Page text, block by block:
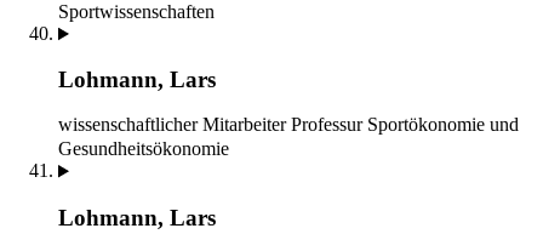
Sportwissenschaften
Lohmann, Lars
wissenschaftlicher Mitarbeiter Professur Sportökonomie und
Gesundheitsökonomie
Lohmann, Lars